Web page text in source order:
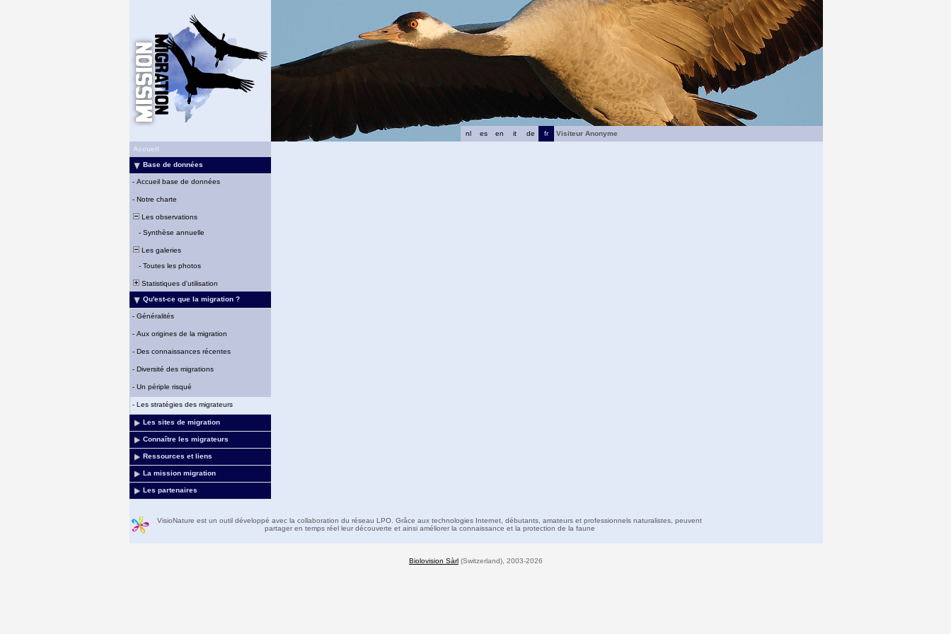
fr
de
it
en
es
nl
Visiteur Anonyme
Accueil
Base de données
- Accueil base de données
- Notre charte
Les observations
- Synthèse annuelle
Les galeries
- Toutes les photos
Statistiques d'utilisation
Qu'est-ce que la migration ?
- Généralités
- Aux origines de la migration
- Des connaissances récentes
- Diversité des migrations
- Un périple risqué
- Les stratégies des migrateurs
Les sites de migration
Connaître les migrateurs
Ressources et liens
La mission migration
Les partenaires
VisioNature est un outil développé avec la collaboration du réseau LPO. Grâce aux technologies Internet, débutants, amateurs et professionnels naturalistes, peuvent
partager en temps réel leur découverte et ainsi améliorer la connaissance et la protection de la faune
Biolovision Sàrl (Switzerland), 2003-2026